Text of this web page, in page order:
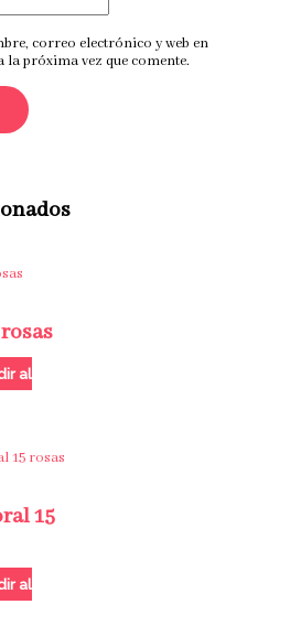
correo electrónico y web en
la próxima vez que comente.
al
15
al